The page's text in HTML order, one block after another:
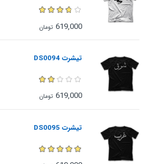
619,000 تومان
تیشرت DS0094
619,000 تومان
تیشرت DS0095